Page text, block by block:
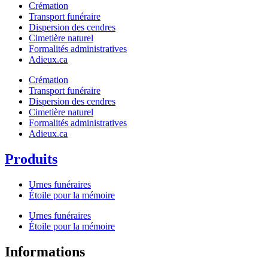
Crémation
Transport funéraire
Dispersion des cendres
Cimetière naturel
Formalités administratives
Adieux.ca
Crémation
Transport funéraire
Dispersion des cendres
Cimetière naturel
Formalités administratives
Adieux.ca
Produits
Urnes funéraires
Étoile pour la mémoire
Urnes funéraires
Étoile pour la mémoire
Informations